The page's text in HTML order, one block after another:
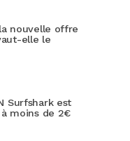
nouvelle offre
elle le
Surfshark est
moins de 2€